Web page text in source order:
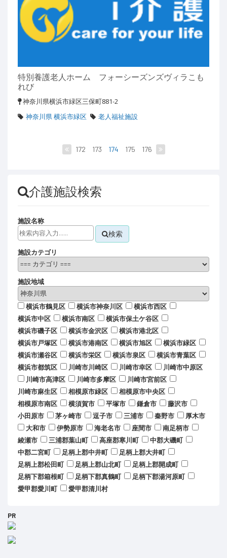
特別養護老人ホーム フォーシーズンズヴィラこも
れび
神奈川県横浜市緑区三保町881-2
神奈川県 横浜市緑区
老人福祉施設
172 173 174 175 176
介護施設検索
施設名称
検索
施設カテゴリ
施設地域
横浜市鶴見区 横浜市神奈川区
横浜市西区
横浜市中区
横浜市南区
横浜市保土ケ谷区
横浜市磯子区
横浜市金沢区
横浜市港北区
横浜市戸塚区
横浜市港南区 横浜市旭区
横浜市緑区
横浜市瀬谷区
横浜市栄区 横浜市泉区
横浜市青葉区
横浜市都筑区
川崎市川崎区 川崎市幸区
川崎市中原区
川崎市高津区
川崎市多摩区
川崎市宮前区
川崎市麻生区
相模原市緑区
相模原市中央区
相模原市南区
横須賀市 平塚市 鎌倉市
藤沢市
小田原市
茅ヶ崎市 逗子市 三浦市 秦野市
厚木市
大和市
伊勢原市 海老名市 座間市
南足柄市
綾瀬市
三浦郡葉山町 高座郡寒川町
中郡大磯町
中郡二宮町
足柄上郡中井町
足柄上郡大井町
足柄上郡松田町
足柄上郡山北町
足柄上郡開成町
足柄下郡箱根町
足柄下郡真鶴町
足柄下郡湯河原町
愛甲郡愛川町
愛甲郡清川村
PR